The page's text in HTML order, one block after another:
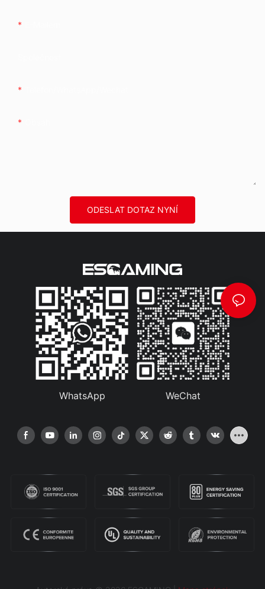
ODESLAT DOTAZ NYNÍ
WhatsApp WeChat